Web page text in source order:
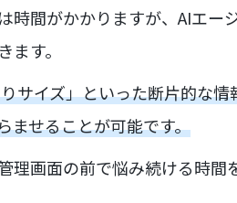
時間がかかりますが、AIエー
す。
サイズ」といった断片的な
ませることが可能です。
理画面の前で悩み続ける時間